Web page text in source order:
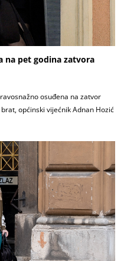
na pet godina zatvora
osuđena na zatvor
općinski vijećnik Adnan Hozić